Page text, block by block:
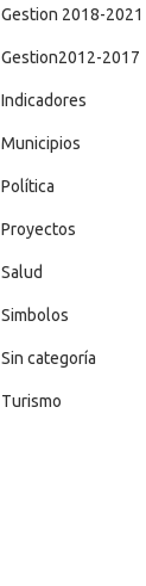
Gestion 2018-2021
Gestion2012-2017
Indicadores
Municipios
Política
Proyectos
Salud
Simbolos
Sin categoría
Turismo